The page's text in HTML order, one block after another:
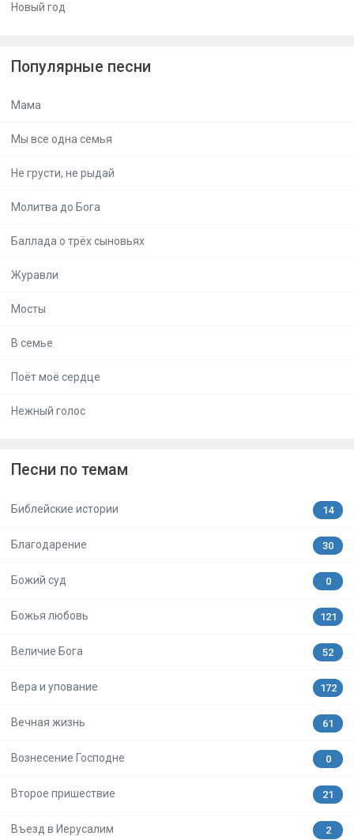
Новый год
Популярные песни
Мама
Мы все одна семья
Не грусти, не рыдай
Молитва до Бога
Баллада о трёх сыновьях
Журавли
Мосты
В семье
Поёт моё сердце
Нежный голос
Песни по темам
Библейские истории 14
Благодарение 30
Божий суд 0
Божья любовь 121
Величие Бога 52
Вера и упование 172
Вечная жизнь 61
Вознесение Господне 0
Второе пришествие 21
Въезд в Иерусалим 2